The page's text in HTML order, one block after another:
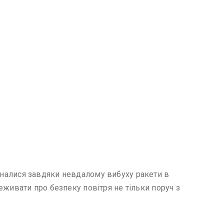
завдяки невдалому вибуху ракети в
про безпеку повітря не тільки поруч з